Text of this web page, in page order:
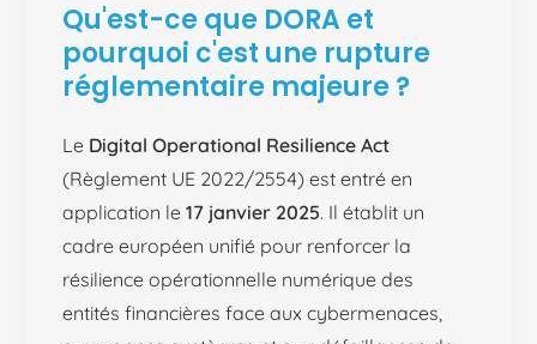
Qu'est-ce que DORA et
pourquoi c'est une rupture
réglementaire majeure ?
Le Digital Operational Resilience Act
(Règlement UE 2022/2554) est entré en
application le17 janvier 2025. Il établit un
cadre européen unifié pour renforcer la
résilience opérationnelle numérique des
entités financières face aux cybermenaces,